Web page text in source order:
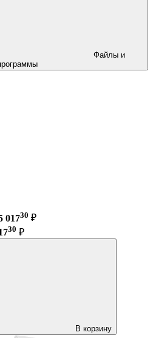
01730 ₽
30 ₽
В корзину